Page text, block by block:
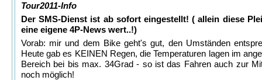
Tour2011-Info
Der SMS-Dienst ist ab sofort eingestellt! ( allein diese
eine eigene 4P-News wert..!)
Vorab: mir und dem Bike geht's gut, den Umständen
Heute gab es KEINEN Regen, die Temperaturen lagen im
Bereich bei bis max. 34Grad - so ist das Fahren auch zur
noch möglich!